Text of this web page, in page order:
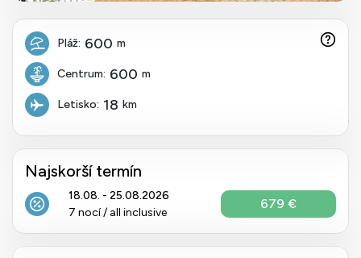
Pláž: 600 m
Centrum: 600 m
Letisko: 18 km
Najskorší termín
18.08. - 25.08.2026
7 nocí / all inclusive
679 €